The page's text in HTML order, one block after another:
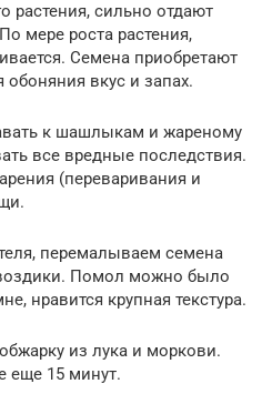
растения, сильно отдают
мере роста растения,
Семена приобретают
вкус и запах.
к шашлыкам и жареному
все вредные последствия.
(переваривания и
перемалываем семена
Помол можно было
нравится крупная текстура.
из лука и моркови.
еще 15 минут.